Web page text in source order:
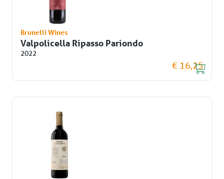
Brunelli Wines
Valpolicella Ripasso Pariondo
2022
€ 16,25